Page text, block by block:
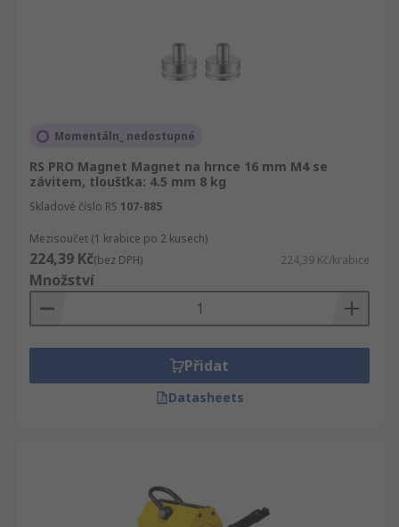
Momentáln_ nedostupné
RS PRO Magnet Magnet na hrnce 16 mm M4 se
závitem, tloušťka: 4.5 mm 8 kg
Skladové číslo RS 107-885
Mezisoučet (1 krabice po 2 kusech)
224,39 Kč(bez DPH) 224,39 Kč/krabice
Množství
Přidat
Datasheets